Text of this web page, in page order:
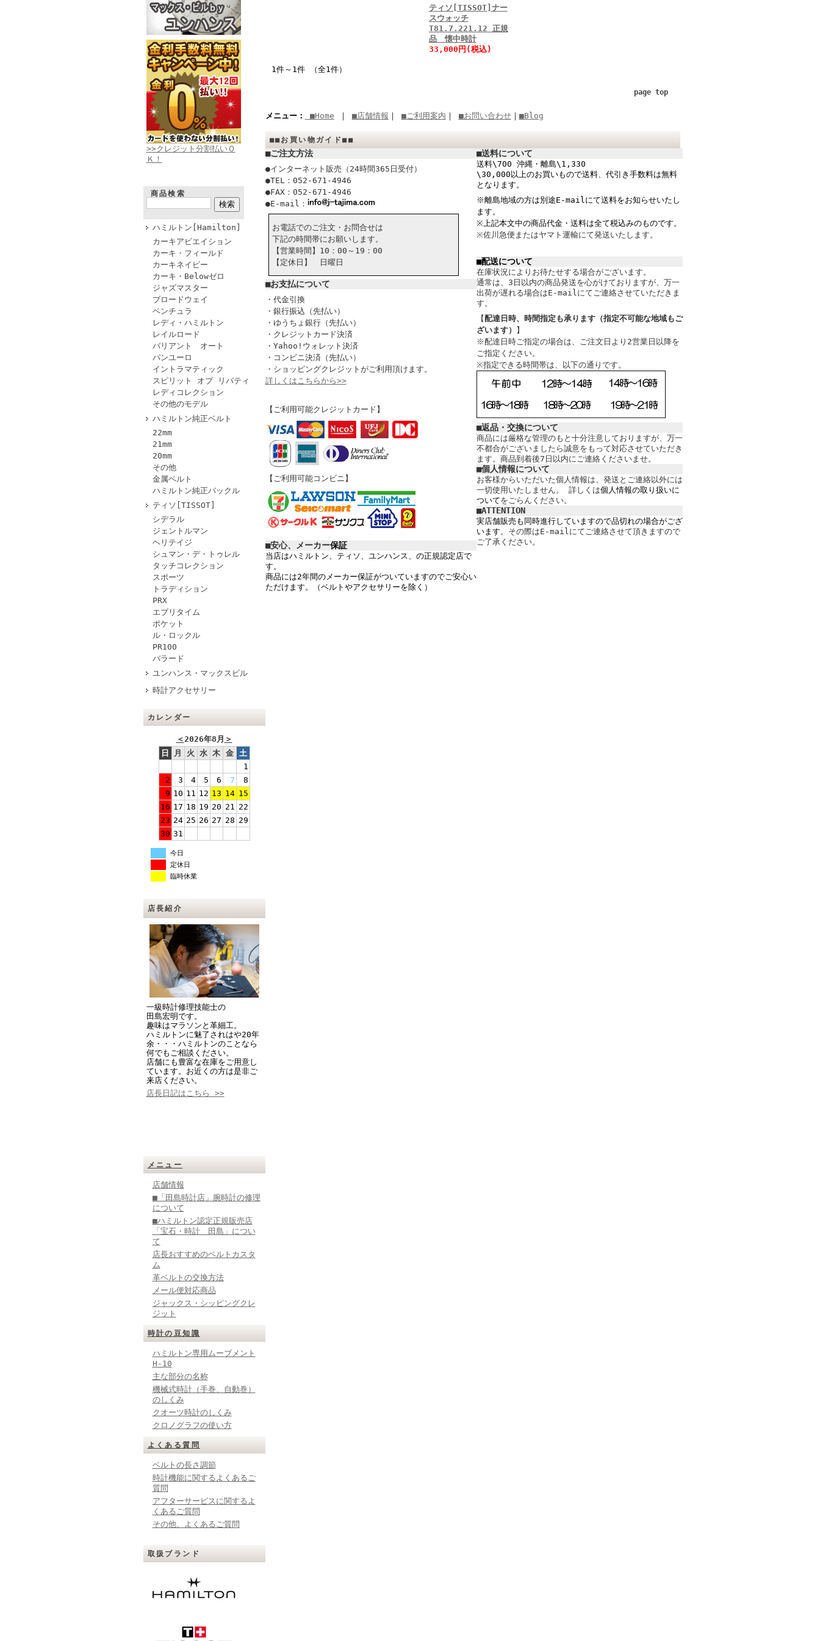
>>クレジット分割払いＯ
Ｋ！
商品検索
ハミルトン[Hamilton]
カーキアビエイション
カーキ・フィールド
カーキネイビー
カーキ・Belowゼロ
ジャズマスター
ブロードウェイ
ベンチュラ
レディ・ハミルトン
レイルロード
バリアント オート
パンユーロ
イントラマティック
スピリット オブ リバティ
レディコレクション
その他のモデル
ハミルトン純正ベルト
22mm
21mm
20mm
その他
金属ベルト
ハミルトン純正バックル
ティソ[TISSOT]
シデラル
ジェントルマン
ヘリテイジ
シュマン・デ・トゥレル
タッチコレクション
スポーツ
トラディション
PRX
エブリタイム
ポケット
ル・ロックル
PR100
バラード
ユンハンス・マックスビル
時計アクセサリー
カレンダー
＜2026年8月 ＞
日
月 火 水 木 金
土
1
2
3 4 5 6 7
8
9 10 11 12 13 14 15
16 17 18 19 20 21 22
23 24 25 26 27 28 29
30 31
今日
定休日
臨時休業
店長紹介
一級時計修理技能士の
田島宏明です。
趣味はマラソンと革細工。
ハミルトンに魅了されはや20年
余・・・ハミルトンのことなら
何でもご相談ください。
店舗にも豊富な在庫をご用意し
ています。お近くの方は是非ご
来店ください。
店長日記はこちら >>
メニュー
店舗情報
■「田島時計店」腕時計の修理
について
■ハミルトン認定正規販売店
「宝石・時計 田島」につい
て
店長おすすめのベルトカスタ
ム
革ベルトの交換方法
メール便対応商品
ジャックス・シッピングクレ
ジット
時計の豆知識
ハミルトン専用ムーブメント
H-10
主な部分の名称
機械式時計（手巻、自動巻）
のしくみ
クオーツ時計のしくみ
クロノグラフの使い方
よくある質問
ベルトの長さ調節
時計機能に関するよくあるご
質問
アフターサービスに関するよ
くあるご質問
その他、よくあるご質問
取扱ブランド
ティソ[TISSOT]ナー
スウォッチ
T81.7.221.12 正規
品 懐中時計
33,000円(税込)
1件～1件 （全1件）
page top
メニュー： ■Home ｜ ■店舗情報 ｜ ■ご利用案内 ｜ ■お問い合わせ｜ ■Blog
■■お買い物ガイド■■
■ご注文方法
●インターネット販売（24時間365日受付）
●TEL：052-671-4946
●FAX：052-671-4946
●E-mail：
お電話でのご注文・お問合せは
下記の時間帯にお願いします。
【営業時間】10：00～19：00
【定休日】 日曜日
■お支払について
・代金引換
・銀行振込（先払い）
・ゆうちょ銀行（先払い）
・クレジットカード決済
・Yahoo!ウォレット決済
・コンビニ決済（先払い）
・ショッピングクレジットがご利用頂けます。
詳しくはこちらから>>
【ご利用可能クレジットカード】
【ご利用可能コンビニ】
■安心、メーカー保証
当店はハミルトン、ティソ、ユンハンス、の正規認定店で
す。
商品には2年間のメーカー保証がついていますのでご安心い
ただけます。（ベルトやアクセサリーを除く）
■送料について
送料\700 沖縄・離島\1,330
\30,000以上のお買いもので送料、代引き手数料は無料
となります。
※離島地域の方は別途E-mailにて送料をお知らせいたし
ます。
※上記本文中の商品代金・送料は全て税込みのものです。
※佐川急便またはヤマト運輸にて発送いたします。
■配送について
在庫状況によりお待たせする場合がございます。
通常は、3日以内の商品発送を心がけておりますが、万一
出荷が遅れる場合はE-mailにてご連絡させていただきま
す。
【配達日時、時間指定も承ります（指定不可能な地域もご
ざいます）
】
※配達日時ご指定の場合は、ご注文日より2営業日以降を
ご指定ください。
※指定できる時間帯は、以下の通りです。
■返品・交換について
商品には厳格な管理のもと十分注意しておりますが、万一
不都合がございましたら誠意をもって対応させていただき
ます。商品到着後7日以内にご連絡くださいませ。
■個人情報について
お客様からいただいた個人情報は、発送とご連絡以外には
一切使用いたしません。
詳しくは個人情報の取り扱いに
ついてをごらんください。
■ATTENTION
実店舗販売も同時進行していますので品切れの場合がござ
います。その際はE-mailにてご連絡させて頂きますので
ご了承ください。